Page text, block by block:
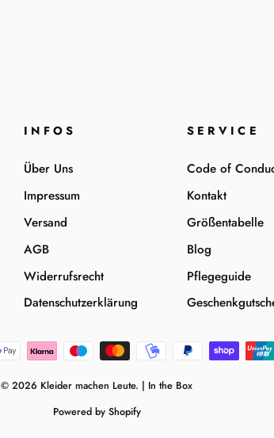
INFOS
Über Uns
Impressum
Versand
AGB
Widerrufsrecht
Datenschutzerklärung
SERVICE
Code of
Kontakt
Größentabelle
Blog
Pflegeguide
© 2026 Kleider machen Leute. | In the Box
Powered by Shopify